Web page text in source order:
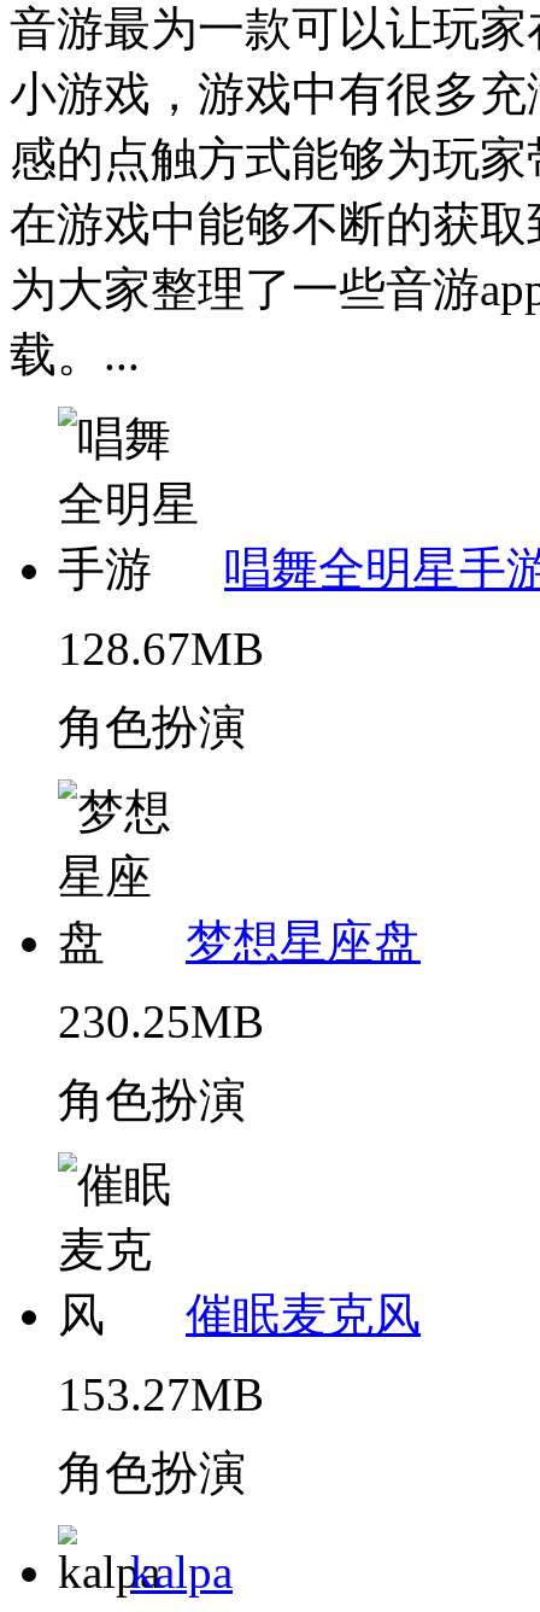
音游最为一款可以让玩
小游戏，游戏中有很多
感的点触方式能够为玩
在游戏中能够不断的获
为大家整理了一些音游
载。...
唱舞全明星手
128.67MB
角色扮演
梦想星座盘
230.25MB
角色扮演
催眠麦克风
153.27MB
角色扮演
kalpa